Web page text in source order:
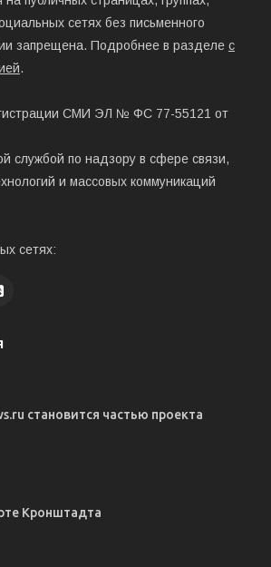
сетях без письменного
запрещена. Подробнее в разделе с
.
СМИ ЭЛ № ФС 77-55121 от
службой по надзору в сфере связи,
и массовых коммуникаций
сетях:
становится частью проекта
Кронштадта